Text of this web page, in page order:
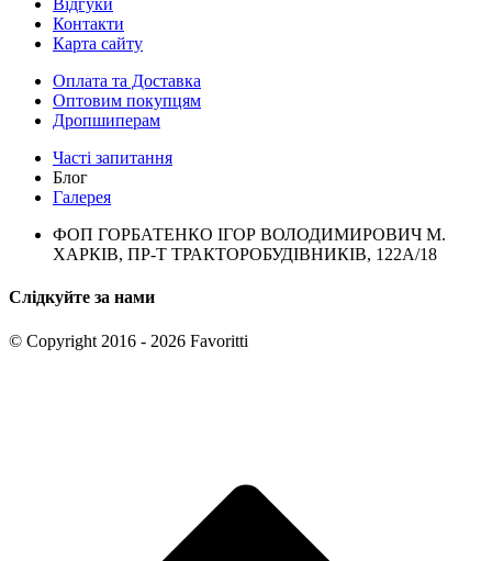
Відгуки
Контакти
Карта сайту
Оплата та Доставка
Оптовим покупцям
Дропшиперам
Часті запитання
Блог
Галерея
ФОП ГОРБАТЕНКО ІГОР ВОЛОДИМИРОВИЧ М.
ХАРКІВ, ПР-Т ТРАКТОРОБУДІВНИКІВ, 122А/18
Слідкуйте за нами
© Copyright 2016 - 2026 Favoritti